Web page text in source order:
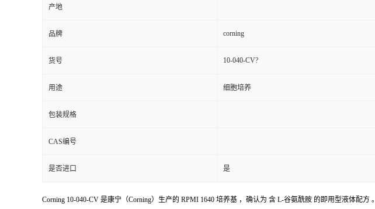
产地
品牌 corning
货号 10-040-CV?
用途 细胞培养
包装规格
CAS编号
是否进口 是
Corning 10-040-CV 是康宁（Corning）生产的 RPMI 1640 培养基 ，确认为 含 L-谷氨酰胺 的即用型液体配方 。